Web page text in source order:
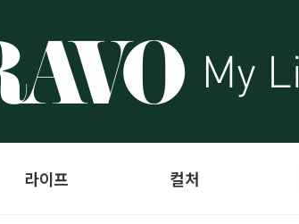
라이프 컬처